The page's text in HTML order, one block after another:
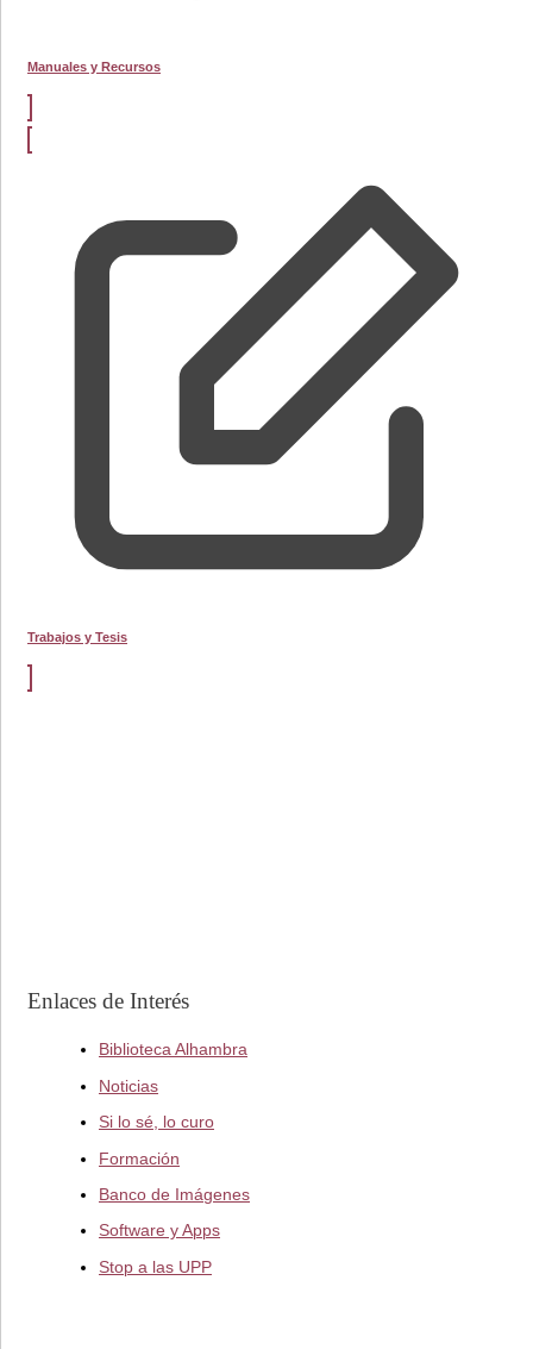
Manuales y Recursos
Trabajos y Tesis
Enlaces de Interés
Biblioteca Alhambra
Noticias
Si lo sé, lo curo
Formación
Banco de Imágenes
Software y Apps
Stop a las UPP